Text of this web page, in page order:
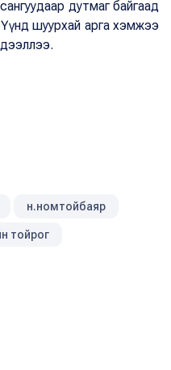
дутмаг байгаад
шуурхай арга хэмжээ
н.номтойбаяр
тойрог